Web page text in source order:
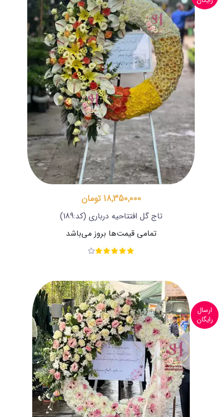
18,350,000 تومان
تاج گل افتتاحیه درباری (کد:189)
تمامی قیمت‌ها بروز می‌باشد
ارسال
رایگان